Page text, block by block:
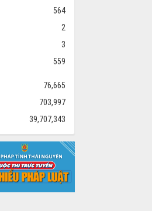
564
2
3
559
76,665
703,997
39,707,343